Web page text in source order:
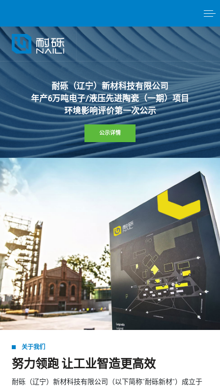
耐砾（辽宁）新材科技有限公司
年产6万吨电子/液压先进陶瓷（一期）项目
环境影响评价第一次公示
公示详情
关于我们
努力领跑 让工业智造更高效
耐砾（辽宁）新材科技有限公司（以下简称“耐砾新材”）成立于